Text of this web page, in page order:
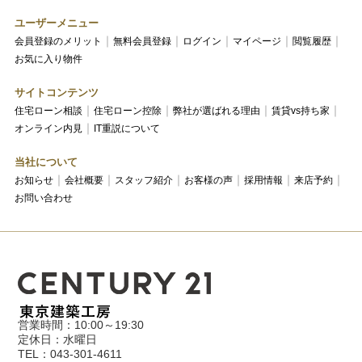
ユーザーメニュー
会員登録のメリット 無料会員登録 ログイン マイページ
閲覧履歴
お気に入り物件
サイトコンテンツ
住宅ローン相談 住宅ローン控除 弊社が選ばれる理由
賃貸vs持ち家
オンライン内見
IT重説について
当社について
お知らせ 会社概要 スタッフ紹介 お客様の声 採用情報
来店予約
お問い合わせ
営業時間：10:00～19:30
定休日：水曜日
TEL：043-301-4611